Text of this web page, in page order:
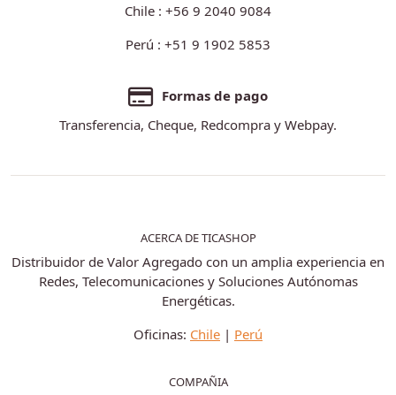
Chile : +56 9 2040 9084
Perú : +51 9 1902 5853
Formas de pago
Transferencia, Cheque, Redcompra y Webpay.
ACERCA DE TICASHOP
Distribuidor de Valor Agregado con un amplia experiencia en
Redes, Telecomunicaciones y Soluciones Autónomas
Energéticas.
Oficinas: Chile | Perú
COMPAÑIA